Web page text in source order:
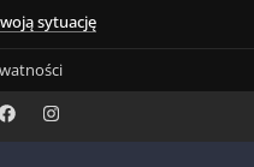
sytuację